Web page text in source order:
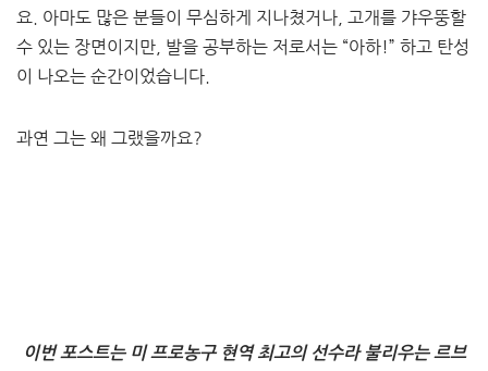
요. 아마도 많은 분들이 무심하게 지나쳤거나, 고개를 갸우뚱할
수 있는 장면이지만, 발을 공부하는 저로서는 “아하!” 하고 탄성
이 나오는 순간이었습니다.
과연 그는 왜 그랬을까요?
이번 포스트는 미 프로농구 현역 최고의 선수라 불리우는 르브